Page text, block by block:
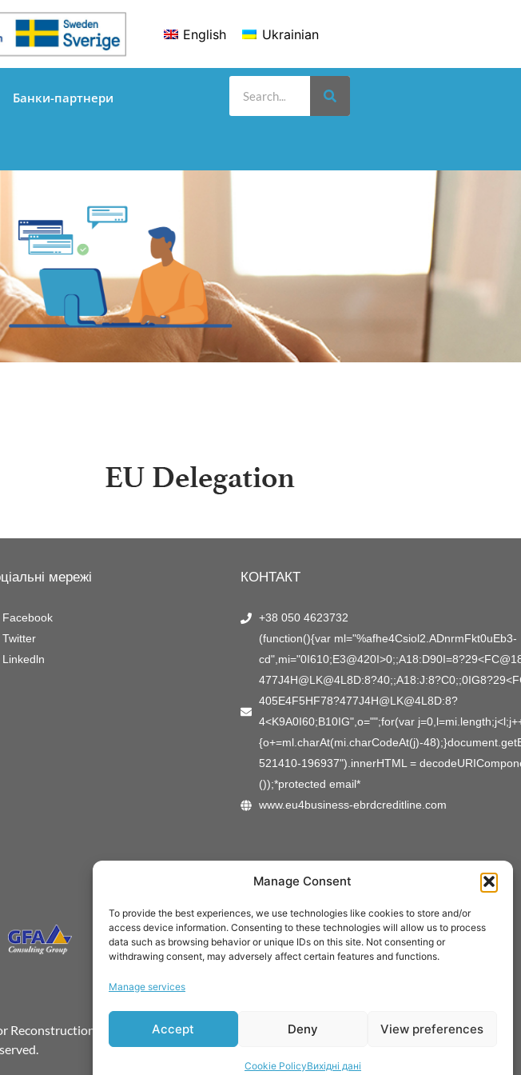
Manage Consent
To provide the best experiences, we use technologies like cookies to store and/or
access device information. Consenting to these technologies will allow us to process
data such as browsing behavior or unique IDs on this site. Not consenting or
withdrawing consent, may adversely affect certain features and functions.
Manage services
Accept Deny View preferences
Cookie PolicyВихідні дані
English Ukrainian
Банки-партнери
мережі КОНТАКТ
Facebook
Twitter
Linkedln
+38 050 4623732
(function(){var ml="%afhe4Csiol2.ADnrmFkt0uEb3-
405E4F5HF78?477J4H@LK@4L8D:8?
4<K9A0I60;B10IG",o="";for(var
{o+=ml.charAt(mi.charCodeAt(j)-
521410-196937").innerHTML =
());*protected email*
www.eu4business-ebrdcreditline.com
and Development.